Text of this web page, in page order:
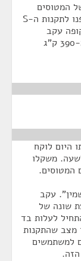
של המטוסים
האלה. התיקון הראשון היה ב-88' שאז הצטרפנו לתקנות ה-S
ובאותה תקופה עקב
העלייה במשקל המטוסים שינינו את המשקל מ-390 ק"ג
היום לוקח
לטוס יותר מ-100 מייל לשעה. משקלו
"להשמין". עקב
שונה של
לעלות בד
מצב שהתקנות
למשתמשים